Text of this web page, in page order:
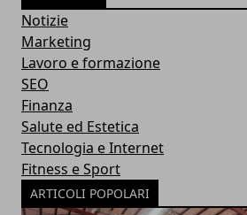
Notizie
Marketing
Lavoro e formazione
SEO
Finanza
Salute ed Estetica
Tecnologia e Internet
Fitness e Sport
ARTICOLI POPOLARI